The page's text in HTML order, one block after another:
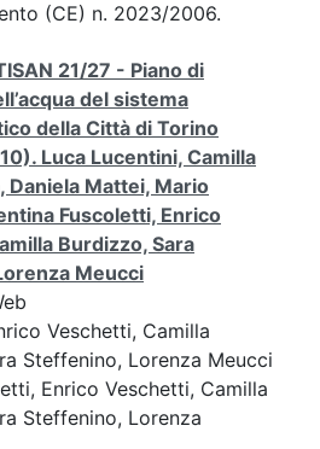
(CE) n. 2023/2006.
21/27 - Piano di
del sistema
della Città di Torino
Luca Lucentini, Camilla
Daniela Mattei, Mario
Fuscoletti, Enrico
Burdizzo, Sara
Meucci
Veschetti, Camilla
Steffenino, Lorenza Meucci
Enrico Veschetti, Camilla
Steffenino, Lorenza